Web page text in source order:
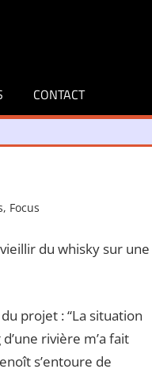
CONTACT
, Focus
du whisky sur une
projet : “La situation
rivière m’a fait
s’entoure de